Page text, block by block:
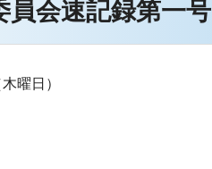
員会速記録第一号
曜日）